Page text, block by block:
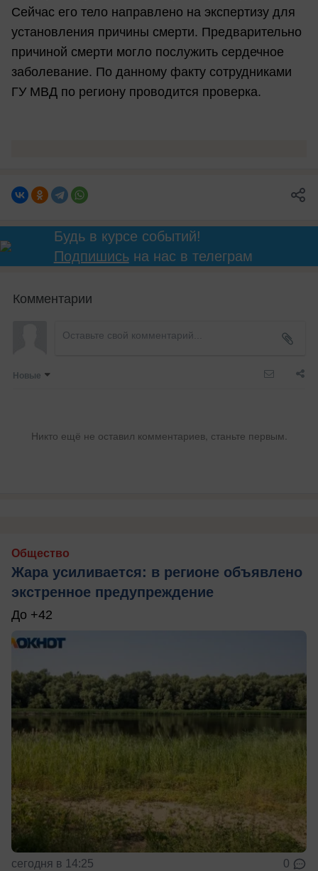
Сейчас его тело направлено на экспертизу для
установления причины смерти. Предварительно
причиной смерти могло послужить сердечное
заболевание. По данному факту сотрудниками
ГУ МВД по региону проводится проверка.
Будь в курсе событий!
Подпишисьна нас в телеграм
Комментарии
Новые
Никто ещё не оставил комментариев, станьте первым.
Общество
Жара усиливается: в регионе объявлено
экстренное предупреждение
До +42
сегодня в 14:25 0